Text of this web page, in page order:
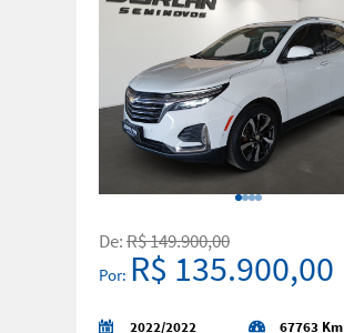
De:R$ 149.900,00
Por: R$ 135.900,00
2022/2022 67763 Km